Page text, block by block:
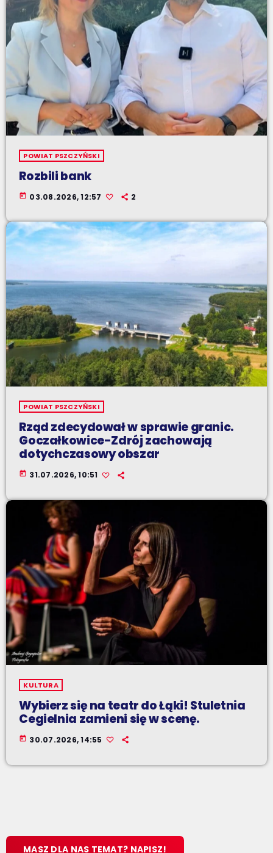
POWIAT PSZCZYŃSKI
Rozbili bank
today 03.08.2026, 12:57 2
POWIAT PSZCZYŃSKI
Rząd zdecydował w sprawie granic.
Goczałkowice-Zdrój zachowają
dotychczasowy obszar
today 31.07.2026, 10:51
KULTURA
Wybierz się na teatr do Łąki! Stuletnia
Cegielnia zamieni się w scenę.
today 30.07.2026, 14:55
MASZ DLA NAS TEMAT? NAPISZ!